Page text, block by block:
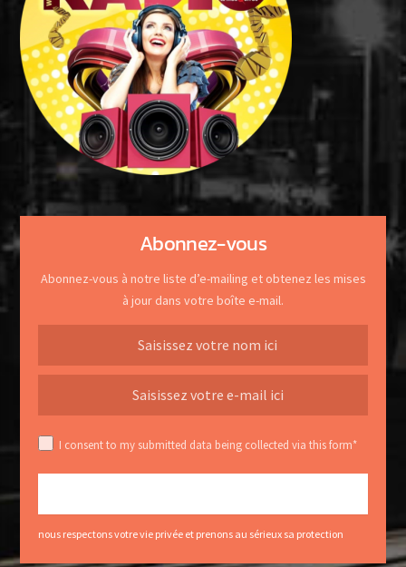
Abonnez-vous
Abonnez-vous à notre liste d’e-mailing et obtenez les mises
à jour dans votre boîte e-mail.
I consent to my submitted data being collected via this form*
nous respectons votre vie privée et prenons au sérieux sa protection